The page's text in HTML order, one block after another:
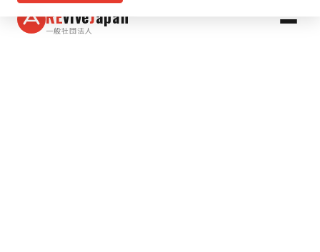
REviveJapan
一般社団法人